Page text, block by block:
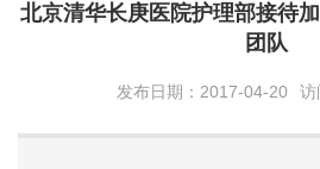
北京清华长庚医院护理部接待
团队
发布日期：2017-04-20 访